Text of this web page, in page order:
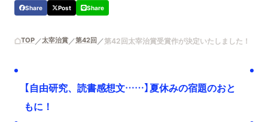
Share Post Share
TOP 太宰治賞 第42回 第42回太宰治賞受賞作が決定いたしました！
【自由研究、読書感想文……】夏休みの宿題のおと
もに！